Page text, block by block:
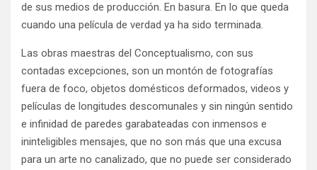
de sus medios de producción. En basura. En lo que queda
cuando una película de verdad ya ha sido terminada.
Las obras maestras del Conceptualismo, con sus
contadas excepciones, son un montón de fotografías
fuera de foco, objetos domésticos deformados, videos y
películas de longitudes descomunales y sin ningún sentido
e infinidad de paredes garabateadas con inmensos e
ininteligibles mensajes, que no son más que una excusa
para un arte no canalizado, que no puede ser considerado